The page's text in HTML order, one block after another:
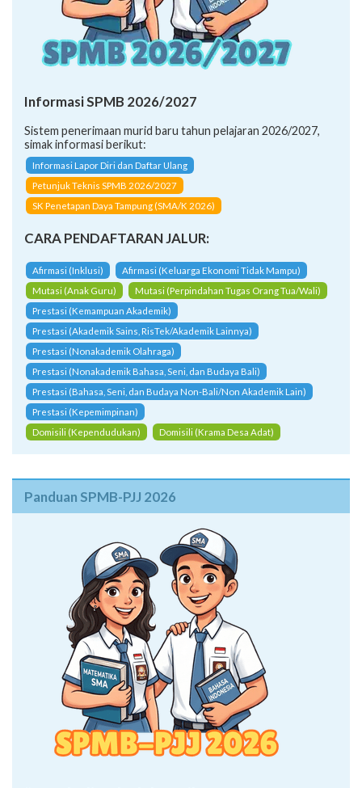
Informasi SPMB 2026/2027
Sistem penerimaan murid baru tahun pelajaran 2026/2027,
simak informasi berikut:
Informasi Lapor Diri dan Daftar Ulang
Petunjuk Teknis SPMB 2026/2027
SK Penetapan Daya Tampung (SMA/K 2026)
CARA PENDAFTARAN JALUR:
Afirmasi (Inklusi)
Afirmasi (Keluarga Ekonomi Tidak Mampu)
Mutasi (Anak Guru)
Mutasi (Perpindahan Tugas Orang Tua/Wali)
Prestasi (Kemampuan Akademik)
Prestasi (Akademik Sains, RisTek/Akademik Lainnya)
Prestasi (Nonakademik Olahraga)
Prestasi (Nonakademik Bahasa, Seni, dan Budaya Bali)
Prestasi (Bahasa, Seni, dan Budaya Non-Bali/Non Akademik Lain)
Prestasi (Kepemimpinan)
Domisili (Kependudukan)
Domisili (Krama Desa Adat)
Panduan SPMB-PJJ 2026